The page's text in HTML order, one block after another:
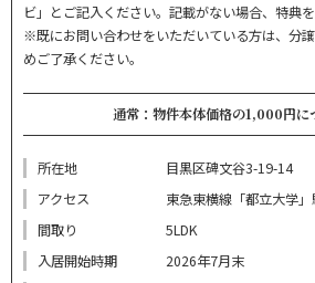
ビ」とご記入ください。記載がない場合、特典
※既にお問い合わせをいただいている方は、分
めご了承ください。
通常：物件本体価格の1,000円に
所在地
目黒区碑文谷3-19-14
アクセス
東急東横線「都立大学
間取り
5LDK
入居開始時期
2026年7月末